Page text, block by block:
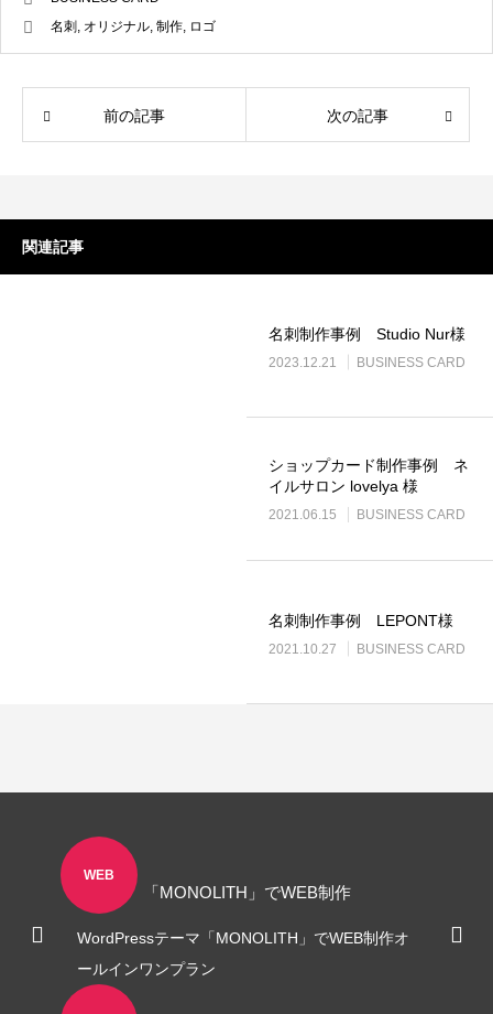
LINEリッチメニュー制作事例 そば さ
LINEリッチメニ
ステッカー制作事例 LEPONT様
ステッカー制
その２
2021.10.31
ロゴ制作事例 優栄ホーム 様
2022.11.03
ロゴ制作事例
名刺 , オリジナル, 制作, ロゴ
前の記事 次の記事
関連記事
名刺制作事例 Studio Nur様
2023.12.21 BUSINESS CARD
ショップカード制作事例 ネ
イルサロン lovelya 様
2021.06.15 BUSINESS CARD
名刺制作事例 LEPONT様
2021.10.27 BUSINESS CARD
WEB
「MONOLITH」でWEB制作
WordPressテーマ「MONOLITH」でWEB制作オ
ールインワンプラン